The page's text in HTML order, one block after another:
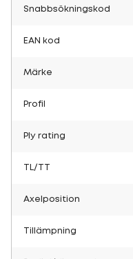
Snabbsökningskod
EAN kod
Märke
Profil
Ply rating
TL/TT
Axelposition
Tillämpning